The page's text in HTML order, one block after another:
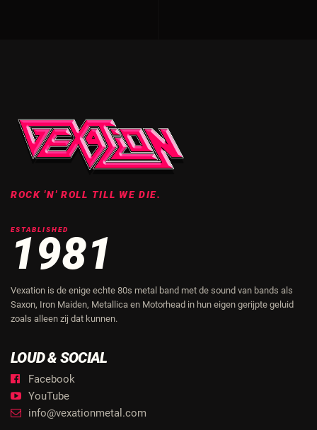
ROCK 'N' ROLL TILL WE DIE.
ESTABLISHED
1981
Vexation is de enige echte 80s metal band met de sound van bands als
Saxon, Iron Maiden, Metallica en Motorhead in hun eigen gerijpte geluid
zoals alleen zij dat kunnen.
LOUD & SOCIAL
Facebook
YouTube
info@vexationmetal.com